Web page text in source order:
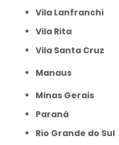
Vila Lanfranchi
Vila Rita
Vila Santa Cruz
Manaus
Minas Gerais
Paraná
Rio Grande do Sul